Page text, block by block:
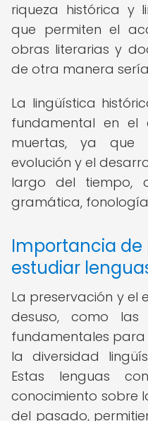
riqueza histórica y
que permiten el
obras literarias y
de otra manera
La lingüística
fundamental en el
muertas, ya que
evolución y el
largo del tiempo,
gramática,
Importancia de
estudiar
La preservación y el
desuso, como las
fundamentales
la diversidad
Estas lenguas
conocimiento sobre
del pasado,